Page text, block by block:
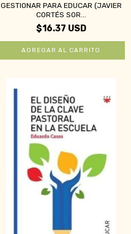
GESTIONAR PARA EDUCAR (JAVIER
CORTÉS SOR...
$16.37 USD